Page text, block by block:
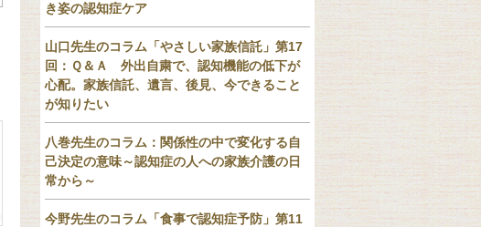
き姿の認知症ケア
山口先生のコラム「やさしい家族信託」第17
回：Ｑ＆Ａ 外出自粛で、認知機能の低下が
心配。家族信託、遺言、後見、今できること
が知りたい
八巻先生のコラム：関係性の中で変化する自
己決定の意味～認知症の人への家族介護の日
常から～
今野先生のコラム「食事で認知症予防」第11